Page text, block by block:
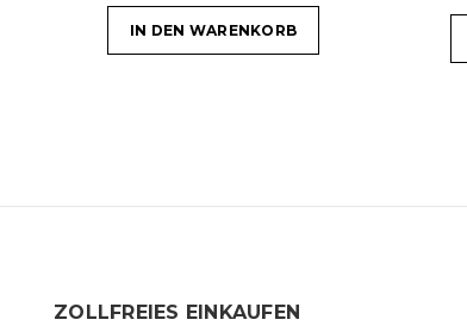
IN DEN WARENKORB
ZOLLFREIES EINKAUFEN